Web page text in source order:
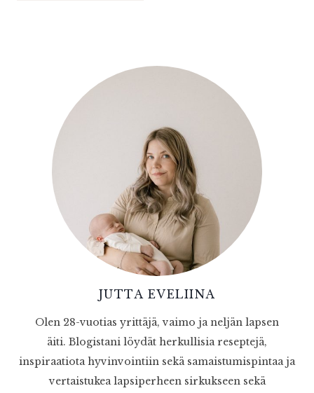
JUTTA EVELIINA
Olen 28-vuotias yrittäjä, vaimo ja neljän lapsen
äiti. Blogistani löydät herkullisia reseptejä,
inspiraatiota hyvinvointiin sekä samaistumispintaa ja
vertaistukea lapsiperheen sirkukseen sekä